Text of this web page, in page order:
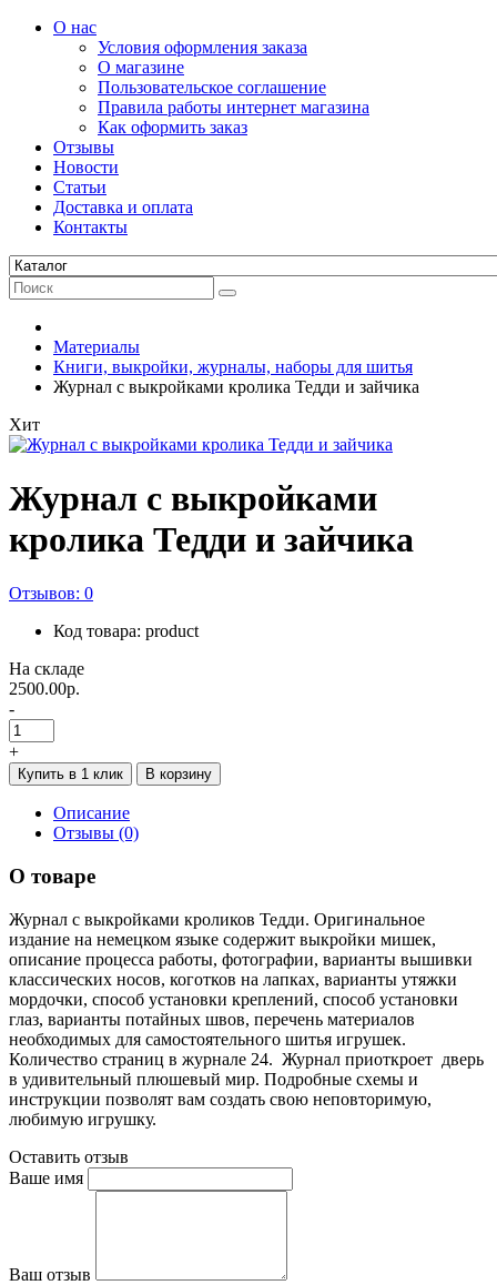
О нас
Условия оформления заказа
О магазине
Пользовательское соглашение
Правила работы интернет магазина
Как оформить заказ
Отзывы
Новости
Статьи
Доставка и оплата
Контакты
Материалы
Книги, выкройки, журналы, наборы для шитья
Журнал с выкройками кролика Тедди и зайчика
Хит
Журнал с выкройками
кролика Тедди и зайчика
Отзывов: 0
Код товара: product
На складе
2500.00р.
-
+
Купить в 1 клик В корзину
Описание
Отзывы (0)
О товаре
Журнал с выкройками кроликов Тедди. Оригинальное
издание на немецком языке содержит выкройки мишек,
описание процесса работы, фотографии, варианты вышивки
классических носов, коготков на лапках, варианты утяжки
мордочки, способ установки креплений, способ установки
глаз, варианты потайных швов, перечень материалов
необходимых для самостоятельного шитья игрушек.
Количество страниц в журнале 24. Журнал приоткроет дверь
в удивительный плюшевый мир. Подробные схемы и
инструкции позволят вам создать свою неповторимую,
любимую игрушку.
Оставить отзыв
Ваше имя
Ваш отзыв